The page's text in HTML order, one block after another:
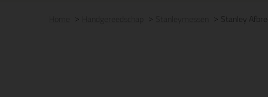
Stanley